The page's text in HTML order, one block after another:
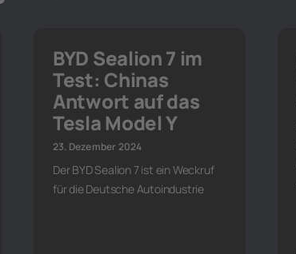
BYD Sealion 7 im
Test: Chinas
Antwort auf das
Tesla Model Y
23. Dezember 2024
Der BYD Sealion 7 ist ein Weckruf
für die Deutsche Autoindustrie